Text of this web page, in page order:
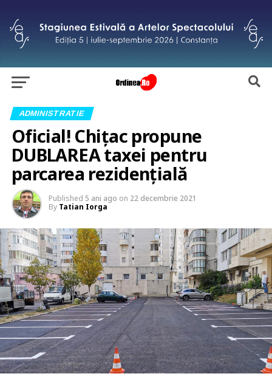
ADMINISTRATIE
Oficial! Chițac propune
DUBLAREA taxei pentru
parcarea rezidențială
Published 5 ani ago on 22 decembrie 2021
By Tatian Iorga